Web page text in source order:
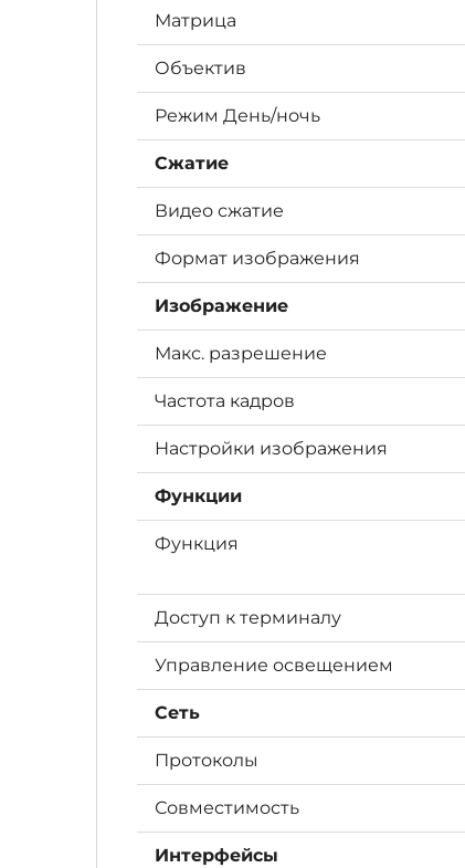
Матрица
Объектив
Режим День/ночь
Сжатие
Видео сжатие
Формат изображения
Изображение
Макс. разрешение
Частота кадров
Настройки изображения
Функции
Функция
Доступ к терминалу
Управление освещением
Сеть
Протоколы
Совместимость
Интерфейсы